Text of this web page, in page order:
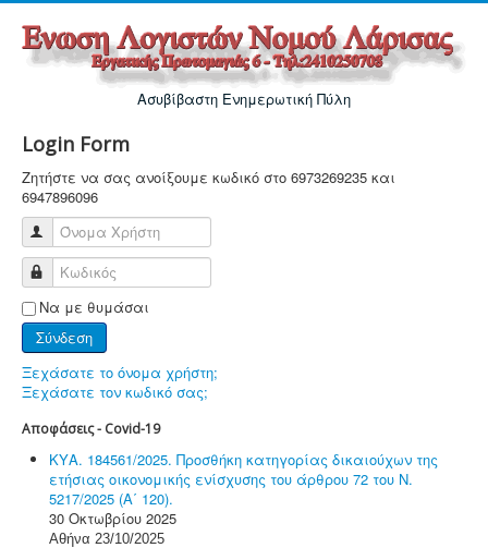
Ασυβίβαστη Ενημερωτική Πύλη
Login Form
Ζητήστε να σας ανοίξουμε κωδικό στο 6973269235 και
6947896096
Όνομα Χρήστη
Κωδικός
Να με θυμάσαι
Σύνδεση
Ξεχάσατε το όνομα χρήστη;
Ξεχάσατε τον κωδικό σας;
Αποφάσεις - Covid-19
ΚΥΑ. 184561/2025. Προσθήκη κατηγορίας δικαιούχων της
ετήσιας οικονομικής ενίσχυσης του άρθρου 72 του Ν.
5217/2025 (Α΄ 120).
30 Οκτωβρίου 2025
Αθήνα 23/10/2025